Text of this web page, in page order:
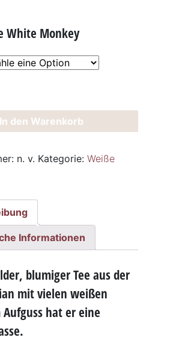
White Monkey
In den Warenkorb
n. v. Kategorie: Weiße
Informationen
blumiger Tee aus der
mit vielen weißen
hat er eine